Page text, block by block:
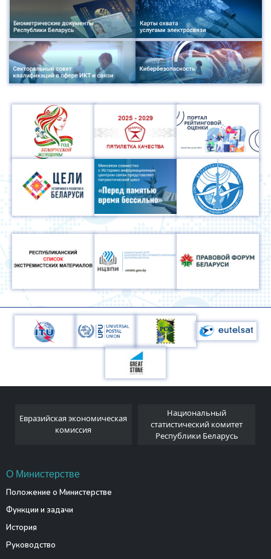
Евразийская экономическая
комиссия
Национальный
статистический комитет
Республики Беларусь
О Министерстве
Положение о Министерстве
Функции и задачи
История
Руководство